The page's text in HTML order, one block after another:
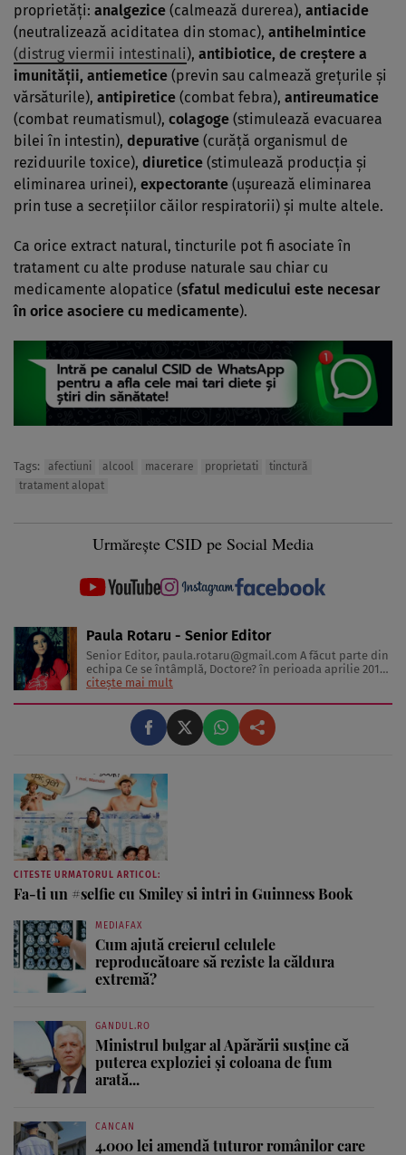
proprietăţi: analgezice (calmează durerea), antiacide
(neutralizează aciditatea din stomac), antihelmintice
(distrug viermii intestinali), antibiotice, de creştere a
imunităţii, antiemetice (previn sau calmează greţurile şi
vărsăturile), antipiretice (combat febra), antireumatice
(combat reumatismul), colagoge (stimulează evacuarea
bilei în intestin), depurative (curăţă organismul de
reziduurile toxice), diuretice (stimulează producţia şi
eliminarea urinei), expectorante (uşurează eliminarea
prin tuse a secreţiilor căilor respiratorii) şi multe altele.
Ca orice extract natural, tincturile pot fi asociate în
tratament cu alte produse naturale sau chiar cu
medicamente alopatice (sfatul medicului este necesar
în orice asociere cu medicamente).
Tags: afectiuni alcool macerare proprietati
tinctură
tratament alopat
Urmărește CSID pe Social Media
Paula Rotaru - Senior Editor
Senior Editor, paula.rotaru@gmail.com
echipa Ce se întâmplă, Doctore? în perioada aprilie 2013-
decembrie 2023. Articolele sale cuprind informații despre
și sănătatea emoțională. Colaborări: Viața ...
citește mai mult
CITESTE URMATORUL ARTICOL:
Fa-ti un #selfie cu Smiley si intri in Guinness Book
MEDIAFAX
Cum ajută creierul celulele
reproducătoare să reziste la căldura
extremă?
GANDUL.RO
Ministrul bulgar al Apărării susține că
puterea exploziei și coloana de fum
arată...
CANCAN
4.000 lei amendă tuturor românilor care